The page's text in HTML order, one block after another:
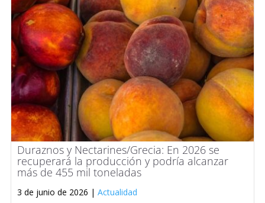
Duraznos y Nectarines/Grecia: En 2026 se
recuperará la producción y podría alcanzar
más de 455 mil toneladas
3 de junio de 2026 | Actualidad